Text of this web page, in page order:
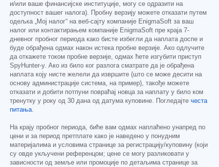
и/или ваше финансијске институције, могу се одразити на
доступност вашег налога). Пробну верзију можете отказати путем
одељка „Мој налог“ на веб-сајту компаније EnigmaSoft за ваш
налог или контактирањем компаније EnigmaSoft пре краја 7-
дневног пробног периода како бисте избегли да наплата доспе и
буде обрађена одмах након истека пробне верзије. Ако одлучите
да откажете током пробне верзије, одмах ћете изгубити приступ
SpyHunter-у. Ако из било ког разлога сматрате да је обрађена
наплата коју нисте желели да извршите (што се може десити на
основу администрације система, на пример), такође можете
отказати и добити потпуни повраћај новца за наплату у било ком
тренутку у року од 30 дана од датума куповине. Погледајте честа
питања.
На крају пробног периода, биће вам одмах наплаћено унапред по
цени и за период претплате како је наведено у понудним
материјалима и условима странице за регистрацију/куповину (који
су овде укључени референцом; цене се могу разликовати у
зависности од земље или промоције по детаљима странице за